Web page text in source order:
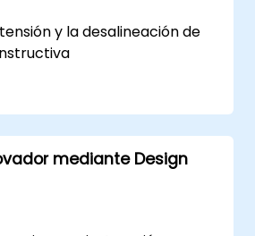
y la desalineación de
bajo presión
mediante Design